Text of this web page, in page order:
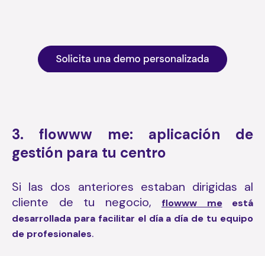
3. flowww me: aplicación de
gestión para tu centro
Si las dos anteriores estaban dirigidas al
cliente de tu negocio,
flowww meestá
desarrollada para facilitar el día a día de tu equipo
de profesionales.